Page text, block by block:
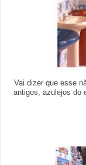
Vai dizer que esse
antigos, azulejos do